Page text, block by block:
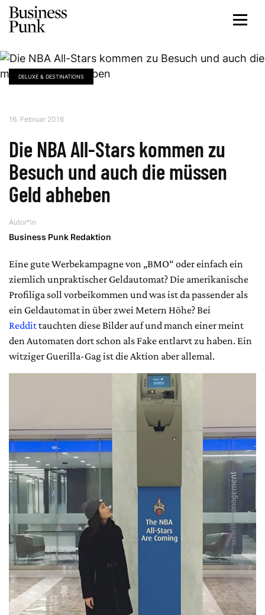
DELUXE & DESTINATIONS
16. Februar 2016
Die NBA All-Stars kommen zu
Besuch und auch die müssen
Geld abheben
Autor*in
Business Punk Redaktion
Eine gute Werbekampagne von „BMO“ oder einfach ein
ziemlich unpraktischer Geldautomat? Die amerikanische
Profiliga soll vorbeikommen und was ist da passender als
ein Geldautomat in über zwei Metern Höhe? Bei
Reddittauchten diese Bilder auf und manch einer meint
den Automaten dort schon als Fake entlarvt zu haben. Ein
witziger Guerilla-Gag ist die Aktion aber allemal.